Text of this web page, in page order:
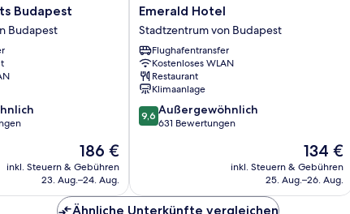
Budapest
Budapest
Der
Preis
beträgt
186 €
inkl. Steuern & Gebühren
23. Aug.–24. Aug.
Emerald
Hotel
Stadtzentrum
von
Budapest
Emerald Hotel
Stadtzentrum von Budapest
Flughafentransfer
Kostenloses WLAN
Restaurant
Klimaanlage
9.6
von
9,6 Außergewöhnlich
631 Bewertungen
Der
Preis
beträgt
134 €
inkl. Steuern & Gebühren
25. Aug.–26. Aug.
Ähnliche Unterkünfte vergleichen